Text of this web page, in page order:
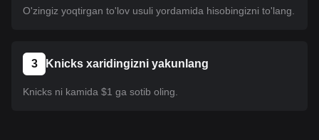
O'zingiz yoqtirgan to'lov usuli yordamida hisobingizni to'lang.
3 Knicks xaridingizni yakunlang
Knicks ni kamida $1 ga sotib oling.